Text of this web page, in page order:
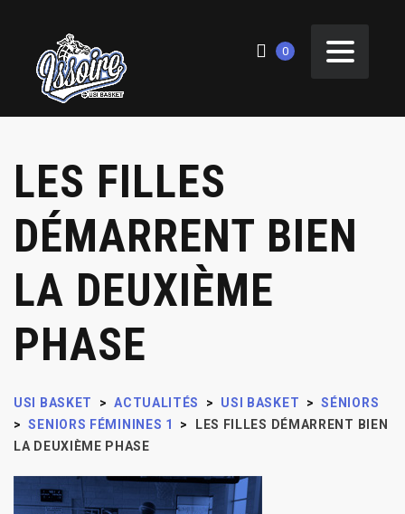
0
LES FILLES
DÉMARRENT BIEN
LA DEUXIÈME
PHASE
USI BASKET > ACTUALITÉS > USI BASKET > SÉNIORS
> SENIORS FÉMININES 1 >
LES FILLES DÉMARRENT BIEN
LA DEUXIÈME PHASE